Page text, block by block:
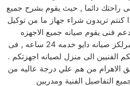
راحتك دائما , حيث يقوم بشرح جميع
كنتم تريدون شراء جهاز ما من توكيل
فنى يقوم صيانه جميع الاجهزه
الكهربائيه, كما توفر لكم مرلكز صيانه دايو خدمه 24 ساعه , فى
الفنيين الى منزل لصيانه اجهزتكم .
الاهرام من هم علي درجة عاليه من
التفاصيل الفنية ومدربين